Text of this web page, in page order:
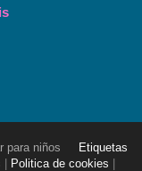
para niños
Etiquetas
Politica de cookies